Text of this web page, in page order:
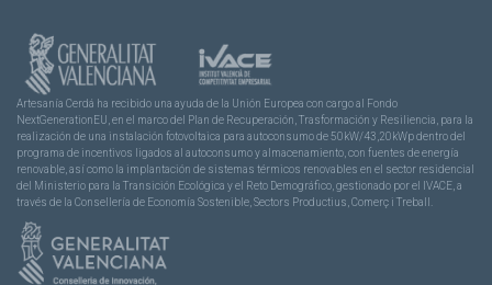
Artesanía Cerdá ha recibido una ayuda de la Unión Europea con cargo al Fondo
NextGenerationEU, en el marco del Plan de Recuperación, Trasformación y Resiliencia, para la
realización de una instalación fotovoltaica para autoconsumo de 50kW/43,20kWp dentro del
programa de incentivos ligados al autoconsumo y almacenamiento, con fuentes de energía
renovable, así como la implantación de sistemas térmicos renovables en el sector residencial
del Ministerio para la Transición Ecológica y el Reto Demográfico, gestionado por el IVACE, a
través de la Consellería de Economía Sostenible, Sectors Productius, Comerç i Treball.